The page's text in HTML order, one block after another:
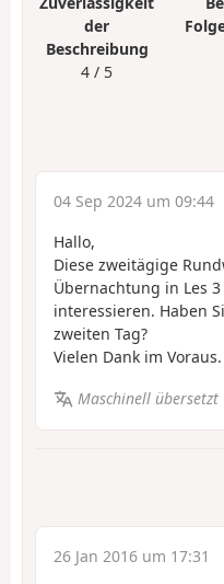
der
Beschreibung
4 / 5
04 Sep 2024 um 09:44
Hallo,
Diese zweitägige
Übernachtung in Les
interessieren. Haben
zweiten Tag?
Vielen Dank im Voraus.
Maschinell übersetzt
26 Jan 2016 um 17:31